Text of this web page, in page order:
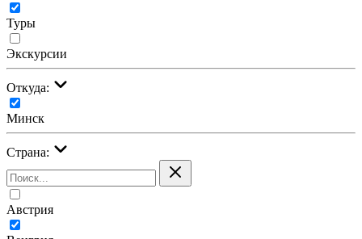
Туры
Экскурсии
Откуда:
Минск
Страна:
Австрия